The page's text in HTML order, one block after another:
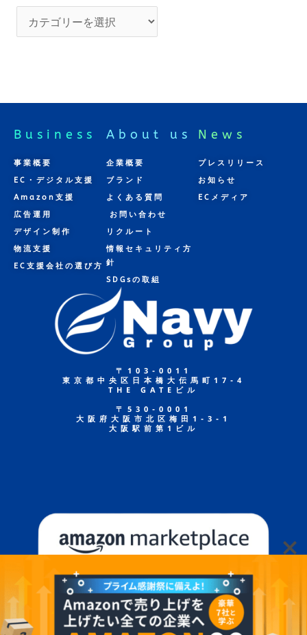
Business
事業概要
EC・デジタル支援
Amazon支援
広告運用
デザイン制作
物流支援
EC支援会社の選び方
About us
企業概要
ブランド
よくある質問
お問い合わせ
リクルート
情報セキュリティ方
針
SDGsの取組
News
プレスリリース
お知らせ
ECメディア
〒103-0011
東京都中央区日本橋大伝馬町17-4
THE GATEビル
〒530-0001
大阪府大阪市北区梅田1-3-1
大阪駅前第1ビル